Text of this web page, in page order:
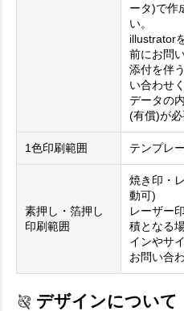
ータ)で作
い。
illustrator
前にお問
添付を伴
い合わせ
データの
(有償)が必
1色印刷範囲 テンプレ
素押し・箔押し
印刷範囲
焼き印・
動可)
レーザー
積となる
インやサ
お問い合
デザインについて